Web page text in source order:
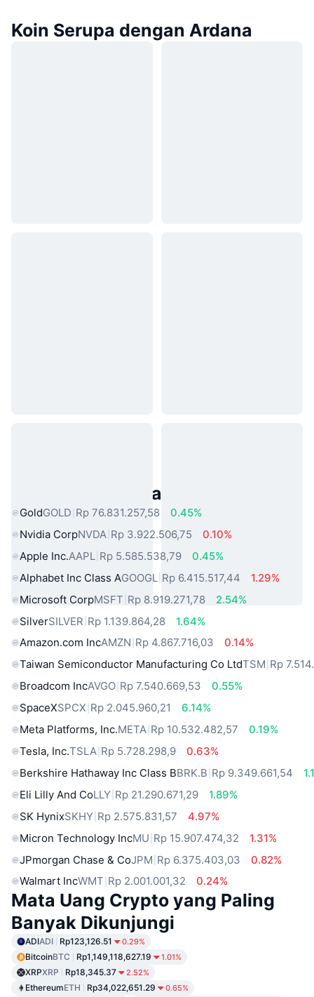
Koin Serupa dengan Ardana
Aset Dunia Nyata Populer
GoldGOLD Rp 76.831.257,58
0.45%
Nvidia CorpNVDA Rp 3.922.506,75
0.10%
Apple Inc.AAPL Rp 5.585.538,79
0.45%
Alphabet Inc Class AGOOGL Rp 6.415.517,44
1.29%
Microsoft CorpMSFT Rp 8.919.271,78
2.54%
SilverSILVER Rp 1.139.864,28
1.64%
Amazon.com IncAMZN Rp 4.867.716,03
0.14%
Taiwan Semiconductor Manufacturing Co LtdTSM Rp
Broadcom IncAVGO Rp 7.540.669,53
0.55%
SpaceXSPCX Rp 2.045.960,21
6.14%
Meta Platforms, Inc.META Rp 10.532.482,57
0.19%
Tesla, Inc.TSLA Rp 5.728.298,9
0.63%
Berkshire Hathaway Inc Class BBRK.B Rp 9.349.661,54
Eli Lilly And CoLLY Rp 21.290.671,29
1.89%
SK HynixSKHY Rp 2.575.831,57
4.97%
Micron Technology IncMU Rp 15.907.474,32
1.31%
JPmorgan Chase & CoJPM Rp 6.375.403,03
0.82%
Walmart IncWMT Rp 2.001.001,32 0.24%
Mata Uang Crypto yang Paling
Banyak Dikunjungi
ADIADI Rp123,126.51 0.29%
BitcoinBTC Rp1,149,118,627.19 1.01%
XRPXRP Rp18,345.37 2.52%
EthereumETH Rp34,022,651.29 0.65%